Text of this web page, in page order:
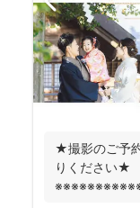
★撮影のご予
りください★